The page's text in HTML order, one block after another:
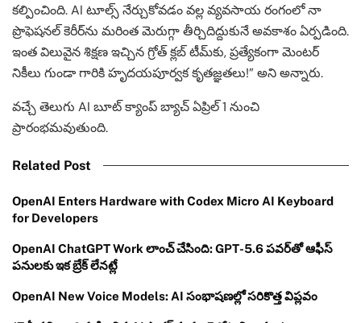
కల్పించింది. AI టూల్స్ నేర్చుకోవడం వల్ల వ్యవసాయ రంగంలో నా
ప్రొఫెషనల్ కెరీర్‌ను మరింత మెరుగ్గా తీర్చిదిద్దుకునే అవకాశం ఏర్పడింది.
ఇంత విలువైన శిక్షణ ఇచ్చిన గ్రోత్ క్లబ్ టీమ్‌కు, ప్రత్యేకంగా మెంటర్
నికీలు గుండా గారికి హృదయపూర్వక కృతజ్ఞతలు!” అని అన్నారు.
వచ్చే తెలుగు AI బూట్ క్యాంప్ బ్యాచ్ ఏప్రిల్ 1 నుంచి
ప్రారంభమవుతుంది.
Related Post
OpenAI Enters Hardware with Codex Micro AI Keyboard
for Developers
OpenAI ChatGPT Work లాంచ్ చేసింది: GPT-5.6 పవర్‌తో ఆఫీస్
పనులకు ఇక బ్రేక్ లేనట్లే
OpenAI New Voice Models: AI సంభాషణల్లో సరికొత్త విప్లవం